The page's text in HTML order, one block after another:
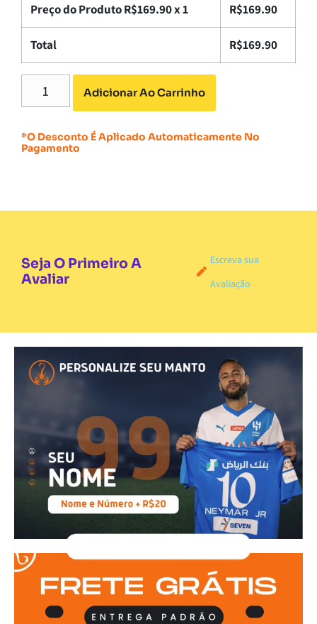
Preço do Produto R$169.90x 1 R$169.90
Total R$169.90
Adicionar Ao Carrinho
*O Desconto É Aplicado Automaticamente No
Pagamento
Seja O Primeiro A
Avaliar
Escreva sua
Avaliação